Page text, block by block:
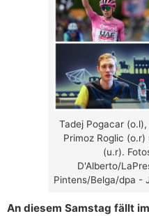
Tadej Pogacar
Primoz Roglic
(u.r).
D'Alberto/
Pintens/Belga/dpa -
An diesem Samstag fällt im